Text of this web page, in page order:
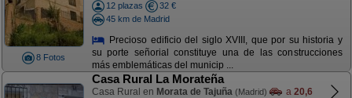
8 Fotos
12 plazas
32 €
45 km de Madrid
Precioso edificio del siglo XVIII, que por su historia y
su porte señorial constituye una de las construcciones
más emblemáticas del municip ...
Casa Rural La Morateña
Casa Rural en Morata de Tajuña (Madrid) a 20,6